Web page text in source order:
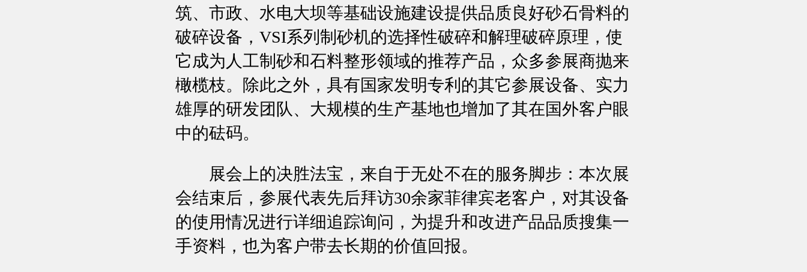
筑、市政、水电大坝等基础设施建设提供品质良好砂石骨料的
破碎设备，VSI系列制砂机的选择性破碎和解理破碎原理，使
它成为人工制砂和石料整形领域的推荐产品，众多参展商抛来
橄榄枝。除此之外，具有国家发明专利的其它参展设备、实力
雄厚的研发团队、大规模的生产基地也增加了其在国外客户眼
中的砝码。
展会上的决胜法宝，来自于无处不在的服务脚步：本次展
会结束后，参展代表先后拜访30余家菲律宾老客户，对其设备
的使用情况进行详细追踪询问，为提升和改进产品品质搜集一
手资料，也为客户带去长期的价值回报。